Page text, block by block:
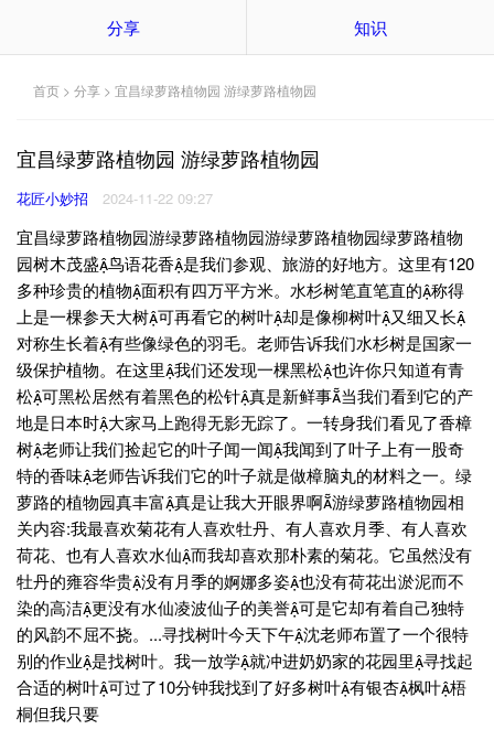
分享 知识
首页 > 分享 > 宜昌绿萝路植物园 游绿萝路植物园
宜昌绿萝路植物园 游绿萝路植物园
花匠小妙招 2024-11-22 09:27
宜昌绿萝路植物园游绿萝路植物园游绿萝路植物园绿萝路植物
园树木茂盛鸟语花香是我们参观、旅游的好地方。这里有120
多种珍贵的植物面积有四万平方米。水杉树笔直笔直的称得
上是一棵参天大树可再看它的树叶却是像柳树叶又细又长
对称生长着有些像绿色的羽毛。老师告诉我们水杉树是国家一
级保护植物。在这里我们还发现一棵黑松也许你只知道有青
松可黑松居然有着黑色的松针真是新鲜事当我们看到它的产
地是日本时大家马上跑得无影无踪了。一转身我们看见了香樟
树老师让我们捡起它的叶子闻一闻我闻到了叶子上有一股奇
特的香味老师告诉我们它的叶子就是做樟脑丸的材料之一。绿
萝路的植物园真丰富真是让我大开眼界啊游绿萝路植物园相
关内容:我最喜欢菊花有人喜欢牡丹、有人喜欢月季、有人喜欢
荷花、也有人喜欢水仙而我却喜欢那朴素的菊花。它虽然没有
牡丹的雍容华贵没有月季的婀娜多姿也没有荷花出淤泥而不
染的高洁更没有水仙凌波仙子的美誉可是它却有着自己独特
的风韵不屈不挠。...寻找树叶今天下午沈老师布置了一个很特
别的作业是找树叶。我一放学就冲进奶奶家的花园里寻找起
合适的树叶可过了10分钟我找到了好多树叶有银杏枫叶梧
桐但我只要